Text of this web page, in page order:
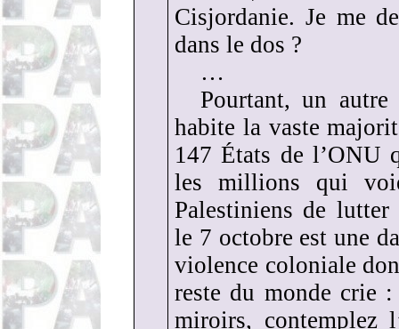
Cisjordanie. Je me
dans le dos ?
…
Pourtant, un
habite la vaste
147 États de l’ONU
les millions qui
Palestiniens de
le 7 octobre est une
violence coloniale
reste du monde crie
miroirs, contemplez